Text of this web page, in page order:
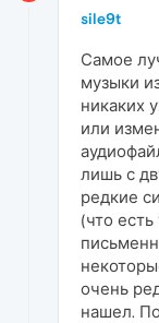
sile9t
Самое
музыки
никаких
или
лишь с
редкие
(что
очень
нашел.